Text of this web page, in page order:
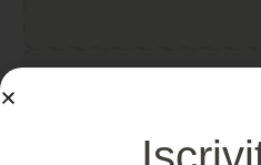
MATERIALE
morbido,